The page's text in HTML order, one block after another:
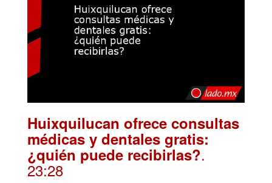
Huixquilucan ofrece consultas
médicas y dentales gratis:
¿quién puede recibirlas?.
23:28